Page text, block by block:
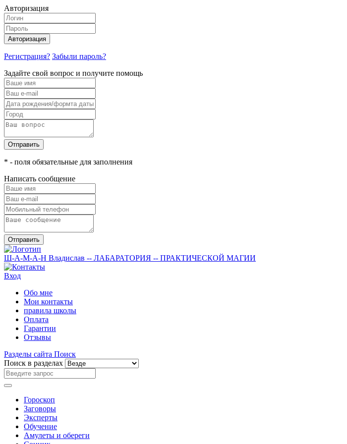
Авторизация
Авторизация
Регистрация? Забыли пароль?
Задайте свой вопрос и получите помощь
Отправить
* - поля обязательные для заполнения
Написать сообщение
Отправить
Ш-А-М-А-Н Владислав -- ЛАБАРАТОРИЯ -- ПРАКТИЧЕСКОЙ МАГИИ
Вход
Обо мне
Мои контакты
правила школы
Оплата
Гарантии
Отзывы
Разделы сайта Поиск
Поиск в разделах
Гороскоп
Заговоры
Эксперты
Обучение
Амулеты и обереги